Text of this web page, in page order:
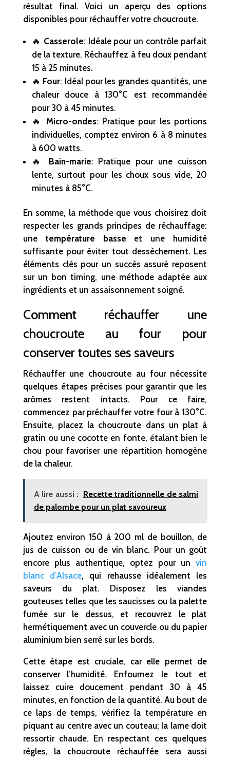
résultat final. Voici un aperçu des options
disponibles pour réchauffer votre choucroute.
🔥 Casserole: Idéale pour un contrôle parfait
de la texture. Réchauffez à feu doux pendant
15 à 25 minutes.
🔥 Four: Idéal pour les grandes quantités, une
chaleur douce à 130°C est recommandée
pour 30 à 45 minutes.
🔥 Micro-ondes: Pratique pour les portions
individuelles, comptez environ 6 à 8 minutes
à 600 watts.
🔥 Bain-marie: Pratique pour une cuisson
lente, surtout pour les choux sous vide, 20
minutes à 85°C.
En somme, la méthode que vous choisirez doit
respecter les grands principes de réchauffage:
unetempérature basse et une humidité
suffisante pour éviter tout dessèchement. Les
éléments clés pour un succès assuré reposent
sur un bon timing, une méthode adaptée aux
ingrédients et un assaisonnement soigné.
Comment réchauffer une
choucroute au four pour
conserver toutes ses saveurs
Réchauffer une choucroute au four nécessite
quelques étapes précises pour garantir que les
arômes restent intacts. Pour ce faire,
commencez par préchauffer votre four à 130°C.
Ensuite, placez la choucroute dans un plat à
gratin ou une cocotte en fonte, étalant bien le
chou pour favoriser une répartition homogène
de la chaleur.
A lire aussi : Recette traditionnelle de salmi
de palombe pour un plat savoureux
Ajoutez environ 150 à 200 ml de bouillon, de
jus de cuisson ou de vin blanc. Pour un goût
encore plus authentique, optez pour unvin
blanc d’Alsace, qui rehausse idéalement les
saveurs du plat. Disposez les viandes
gouteuses telles que les saucisses ou la palette
fumée sur le dessus, et recouvrez le plat
hermétiquement avec un couvercle ou du papier
aluminium bien serré sur les bords.
Cette étape est cruciale, car elle permet de
conserver l’humidité. Enfournez le tout et
laissez cuire doucement pendant 30 à 45
minutes, en fonction de la quantité. Au bout de
ce laps de temps, vérifiez la température en
piquant au centre avec un couteau; la lame doit
ressortir chaude. En respectant ces quelques
règles, la choucroute réchauffée sera aussi